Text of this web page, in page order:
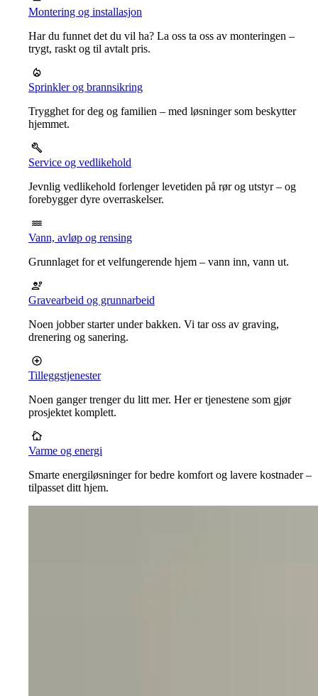
Montering og installasjon
Har du funnet det du vil ha? La oss ta oss av monteringen –
trygt, raskt og til avtalt pris.
Sprinkler og brannsikring
Trygghet for deg og familien – med løsninger som beskytter
hjemmet.
Service og vedlikehold
Jevnlig vedlikehold forlenger levetiden på rør og utstyr – og
forebygger dyre overraskelser.
Vann, avløp og rensing
Grunnlaget for et velfungerende hjem – vann inn, vann ut.
Gravearbeid og grunnarbeid
Noen jobber starter under bakken. Vi tar oss av graving,
drenering og sanering.
Tilleggstjenester
Noen ganger trenger du litt mer. Her er tjenestene som gjør
prosjektet komplett.
Varme og energi
Smarte energiløsninger for bedre komfort og lavere kostnader –
tilpasset ditt hjem.